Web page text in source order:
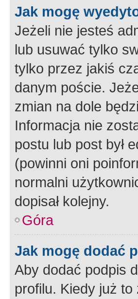
Jak mogę
Jeżeli nie jesteś
lub usuwać tylko
tylko przez jakiś
danym poście.
zmian na dole
Informacja nie
postu lub post był
(powinni oni
normalni
dopisał kolejny.
Góra
Jak mogę dodać
Aby dodać podpis
profilu. Kiedy już